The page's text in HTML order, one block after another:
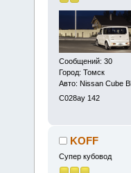
Сообщений: 30
Город: Томск
Авто: Nissan Cube
С028ау 142
KOFF
Супер кубовод